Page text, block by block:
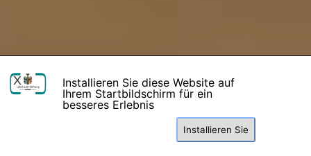
Installieren Sie diese Website auf
Ihrem Startbildschirm für ein
besseres Erlebnis
Installieren Sie
X